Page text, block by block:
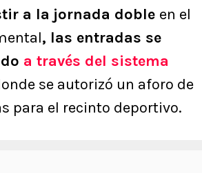
a la jornada doble en el
, las entradas se
a través del sistema
se autorizó un aforo de
para el recinto deportivo.